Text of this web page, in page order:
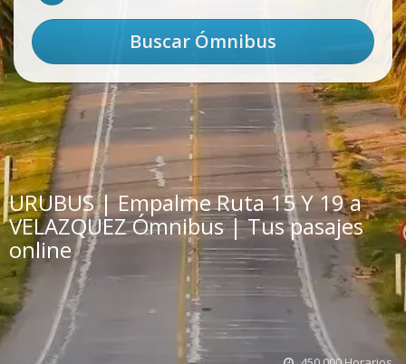
URUBUS | Empalme Ruta 15 Y 19 a
VELAZQUEZ Ómnibus | Tus pasajes
online